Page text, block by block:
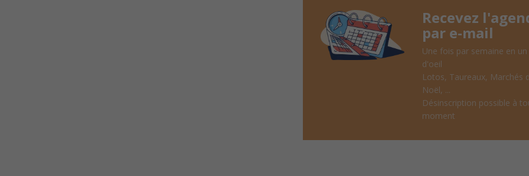
Recevez
par e-mail
Une fois par semaine en
d'oeil
Lotos, Taureaux, Marchés
Noël, ...
Désinscription possible à
moment